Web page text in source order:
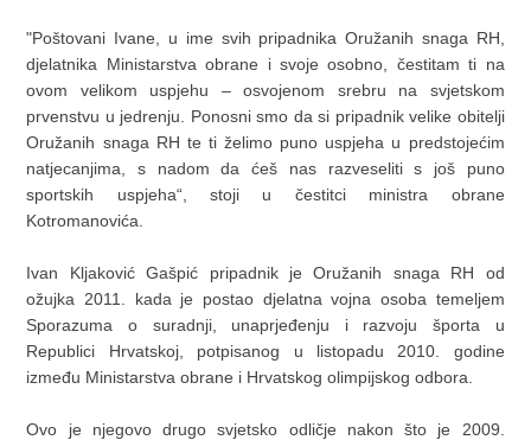
"Poštovani Ivane, u ime svih pripadnika Oružanih snaga RH,
djelatnika Ministarstva obrane i svoje osobno, čestitam ti na
ovom velikom uspjehu – osvojenom srebru na svjetskom
prvenstvu u jedrenju. Ponosni smo da si pripadnik velike obitelji
Oružanih snaga RH te ti želimo puno uspjeha u predstojećim
natjecanjima, s nadom da ćeš nas razveseliti s još puno
sportskih uspjeha“, stoji u čestitci ministra obrane
Kotromanovića.
Ivan Kljaković Gašpić pripadnik je Oružanih snaga RH od
ožujka 2011. kada je postao djelatna vojna osoba temeljem
Sporazuma o suradnji, unaprjeđenju i razvoju športa u
Republici Hrvatskoj, potpisanog u listopadu 2010. godine
između Ministarstva obrane i Hrvatskog olimpijskog odbora.
Ovo je njegovo drugo svjetsko odličje nakon što je 2009.